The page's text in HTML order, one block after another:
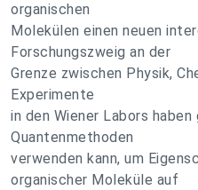
organischen
Molekülen einen neuen
Forschungszweig an der
Grenze zwischen Physik,
Experimente
in den Wiener Labors
Quantenmethoden
verwenden kann, um
organischer Moleküle auf